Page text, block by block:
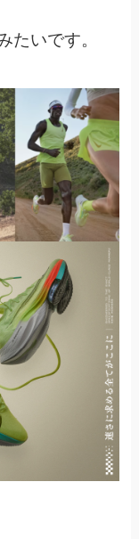
たいです。